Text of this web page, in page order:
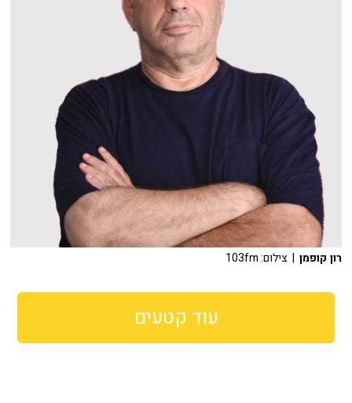
רון קופמן | צילום: 103fm
עוד קטעים